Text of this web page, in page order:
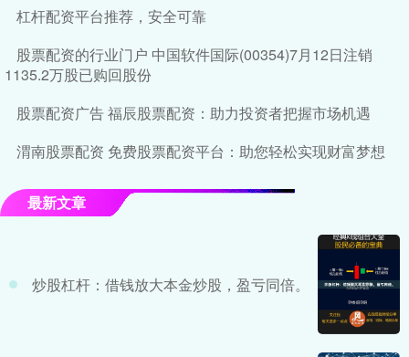
杠杆配资平台推荐，安全可靠
股票配资的行业门户 中国软件国际(00354)7月12日注销
1135.2万股已购回股份
股票配资广告 福辰股票配资：助力投资者把握市场机遇
渭南股票配资 免费股票配资平台：助您轻松实现财富梦想
最新文章
炒股杠杆：借钱放大本金炒股，盈亏同倍。